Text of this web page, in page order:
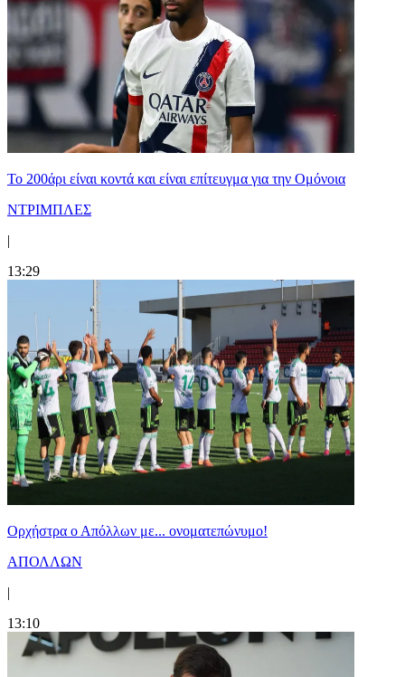
Το 200άρι είναι κοντά και είναι επίτευγμα για την Ομόνοια
ΝΤΡΙΜΠΛΕΣ
|
13:29
Ορχήστρα o Aπόλλων με... ονοματεπώνυμο!
ΑΠΟΛΛΩΝ
|
13:10